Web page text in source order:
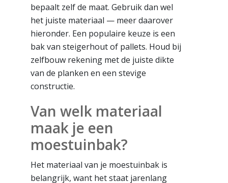
bepaalt zelf de maat. Gebruik dan wel
het juiste materiaal — meer daarover
hieronder. Een populaire keuze is een
bak van steigerhout of pallets. Houd bij
zelfbouw rekening met de juiste dikte
van de planken en een stevige
constructie.
Van welk materiaal
maak je een
moestuinbak?
Het materiaal van je moestuinbak is
belangrijk, want het staat jarenlang